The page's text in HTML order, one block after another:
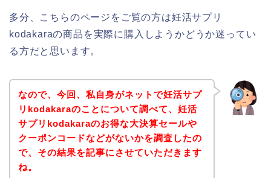
多分、こちらのページをご覧の方は妊活サプリ
kodakaraの商品を実際に購入しようかどうか迷ってい
る方だと思います。
なので、今回、私自身がネットで妊活サプ
リkodakaraのことについて調べて、妊活
サプリkodakaraのお得な大決算セールや
クーポンコードなどがないかを調査したの
で、その結果を記事にさせていただきます
ね。